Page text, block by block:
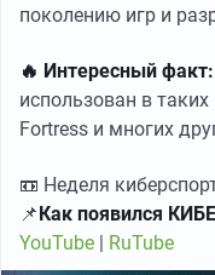
поколению игр и
🔥 Интересный факт:
использован в
Fortress и многих
📼 Неделя
📌Как появился
YouTube | RuTube